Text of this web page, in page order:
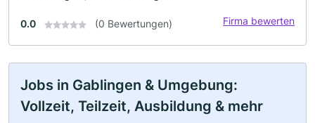
0.0 (0 Bewertungen) Firma bewerten
Jobs in Gablingen & Umgebung:
Vollzeit, Teilzeit, Ausbildung & mehr